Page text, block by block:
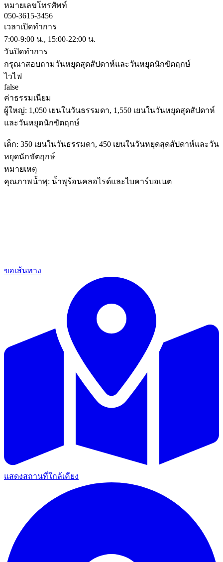
หมายเลขโทรศัพท์
050-3615-3456
เวลาเปิดทำการ
7:00-9:00 น., 15:00-22:00 น.
วันปิดทำการ
กรุณาสอบถามวันหยุดสุดสัปดาห์และวันหยุดนักขัตฤกษ์
ไวไฟ
false
ค่าธรรมเนียม
ผู้ใหญ่: 1,050 เยนในวันธรรมดา, 1,550 เยนในวันหยุดสุดสัปดาห์
และวันหยุดนักขัตฤกษ์
เด็ก: 350 เยนในวันธรรมดา, 450 เยนในวันหยุดสุดสัปดาห์และวัน
หยุดนักขัตฤกษ์
หมายเหตุ
คุณภาพน้ำพุ: น้ำพุร้อนคลอไรด์และไบคาร์บอเนต
ขอเส้นทาง
แสดงสถานที่ใกล้เคียง